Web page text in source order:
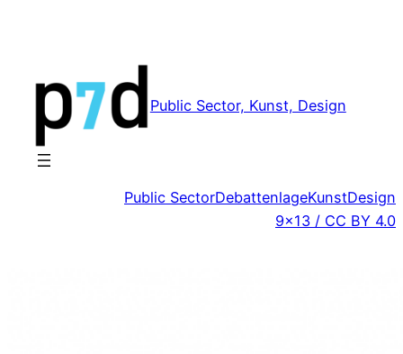
Public Sector, Kunst, Design
Public SectorDebattenlageKunstDesign
9×13 / CC BY 4.0